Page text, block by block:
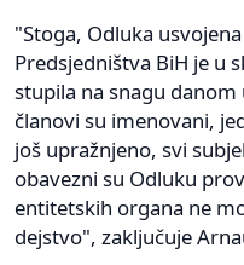
"Stoga, Odluka
Predsjedništva BiH je u
stupila na snagu
članovi su imenovani,
još upražnjeno, svi
obavezni su Odluku
entitetskih organa ne
dejstvo", zaključuje